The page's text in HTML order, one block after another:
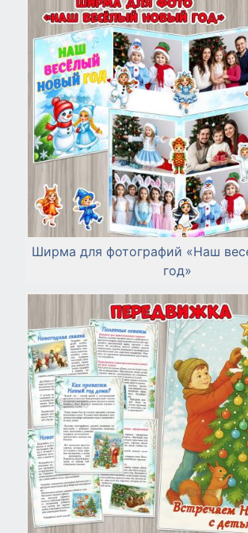
Ширма для фотографий «Наш
год»